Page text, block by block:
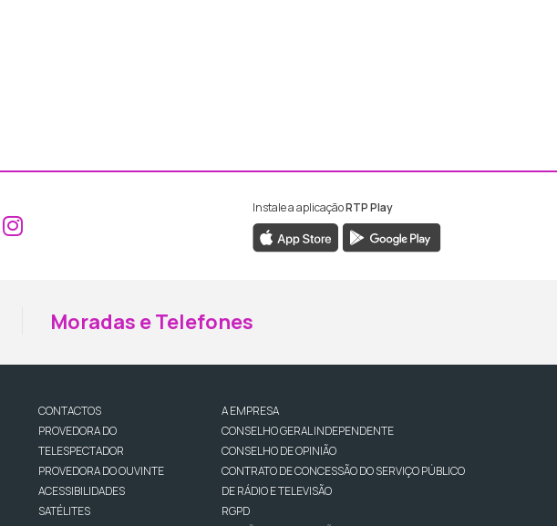
Aceder ao Facebook da RTP Madeira
Aceder ao Instagram da RTP Madeira
Instale a aplicaçãoRTP Play
Moradas e Telefones
CONTACTOS
PROVEDORA DO
TELESPECTADOR
PROVEDORA DO OUVINTE
ACESSIBILIDADES
SATÉLITES
A EMPRESA
CONSELHO GERAL INDEPENDENTE
CONSELHO DE OPINIÃO
CONTRATO DE CONCESSÃO DO SERVIÇO PÚBLICO
DE RÁDIO E TELEVISÃO
RGPD